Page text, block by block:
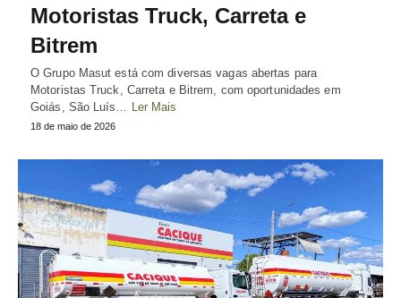
Motoristas Truck, Carreta e
Bitrem
O Grupo Masut está com diversas vagas abertas para
Motoristas Truck, Carreta e Bitrem, com oportunidades em
Goiás, São Luís… Ler Mais
18 de maio de 2026